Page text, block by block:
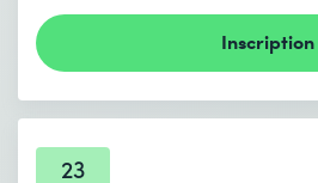
COURS
Social Media
Inscription
23